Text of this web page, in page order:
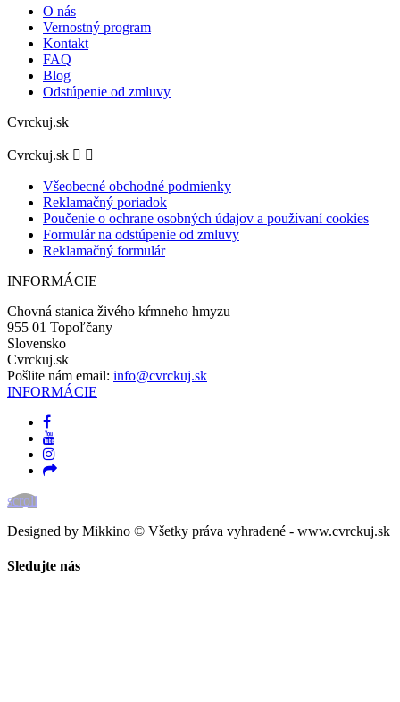
O nás
Vernostný program
Kontakt
FAQ
Blog
Odstúpenie od zmluvy
Cvrckuj.sk
Cvrckuj.sk  
Všeobecné obchodné podmienky
Reklamačný poriadok
Poučenie o ochrane osobných údajov a používaní cookies
Formulár na odstúpenie od zmluvy
Reklamačný formulár
INFORMÁCIE
Chovná stanica živého kŕmneho hmyzu
955 01 Topoľčany
Slovensko
Cvrckuj.sk
Pošlite nám email: info@cvrckuj.sk
INFORMÁCIE
scroll
Designed by Mikkino © Všetky práva vyhradené - www.cvrckuj.sk
Sledujte nás